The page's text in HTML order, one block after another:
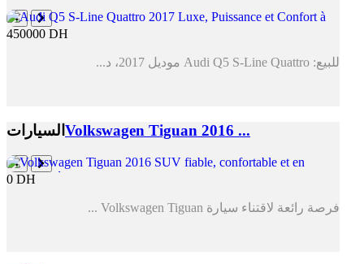
450000 DH
للبيع: Audi Q5 S-Line Quattro موديل 2017، د...
السيارات Volkswagen Tiguan 2016 ...
0 DH
فرصة رائعة لاقتناء سيارة Volkswagen Tiguan ...